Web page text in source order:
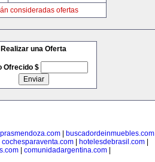
consideradas ofertas
Realizar una Oferta
Ofrecido $
| buscadordeinmuebles.com|
cochesparaventa.com hotelesdebrasil.com
| comunidadargentina.com|